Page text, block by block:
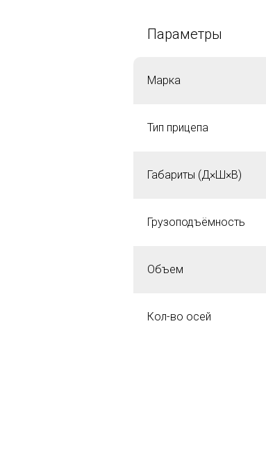
Параметры
Марка
Тип прицепа
Габариты (Д×Ш×В)
Грузоподъёмность
Объем
Кол-во осей